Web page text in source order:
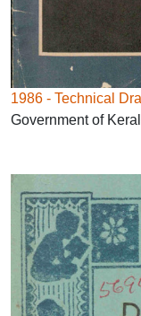
1986 - Technical
Government of